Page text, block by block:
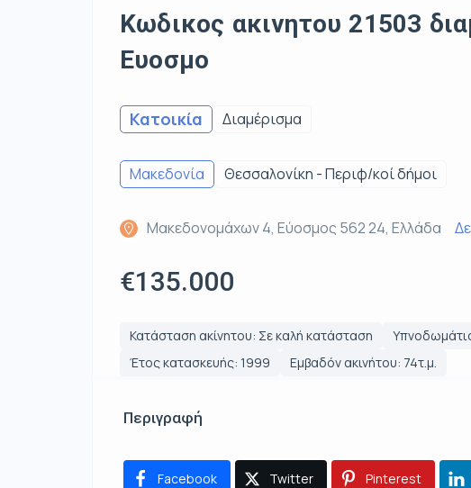
Κωδικος ακινητου 21503
Ευοσμο
Κατοικία Διαμέρισμα
Μακεδονία Θεσσαλονίκη - Περιφ/κοί δήμοι
Μακεδονομάχων 4, Εύοσμος 562 24, Ελλάδα
€135.000
Κατάσταση ακίνητου: Σε καλή κατάσταση
Έτος κατασκευής: 1999
Εμβαδόν ακινήτου: 74τ.μ.
Περιγραφή
Facebook Twitter Pinterest